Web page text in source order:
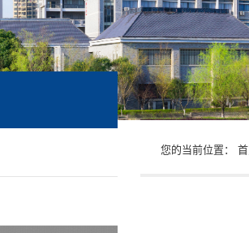
您的当前位置：